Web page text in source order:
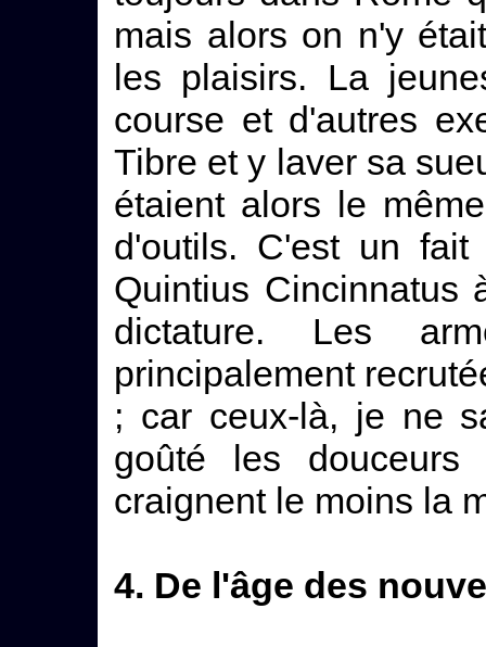
mais alors on n'y
les plaisirs. La
course et d'autres
Tibre et y laver sa
étaient alors le
d'outils. C'est un
Quintius Cincinnatus
dictature. Les
principalement
; car ceux-là, je ne
goûté les
craignent le moins la
4. De l'âge des